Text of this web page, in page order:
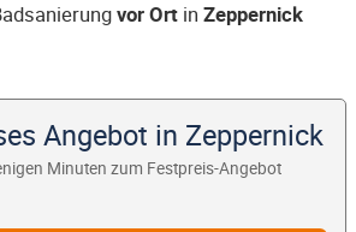
vor Ort in Zeppernick
Angebot in Zeppernick
Minuten zum Festpreis-Angebot